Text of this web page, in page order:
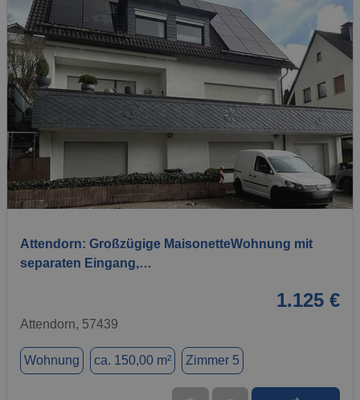
1 / 13
Attendorn: Großzügige MaisonetteWohnung mit
separaten Eingang,…
1.125 €
Attendorn, 57439
Wohnung ca. 150,00 m² Zimmer 5